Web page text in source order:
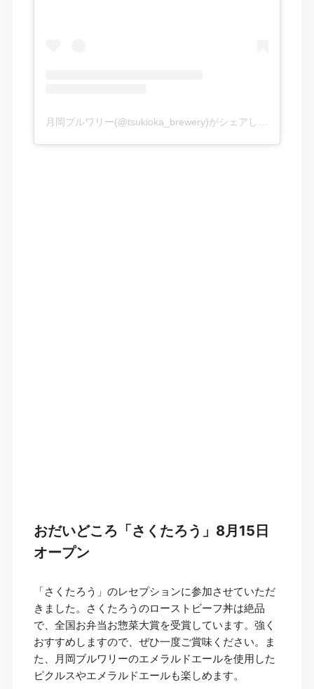
おだいどころ「さくたろう」8月15日
オープン
「さくたろう」のレセプションに参加させていただ
きました。さくたろうのローストビーフ丼は絶品
で、全国お弁当お惣菜大賞を受賞しています。強く
おすすめしますので、ぜひ一度ご賞味ください。ま
た、月岡ブルワリーのエメラルドエールを使用した
ピクルスやエメラルドエールも楽しめます。